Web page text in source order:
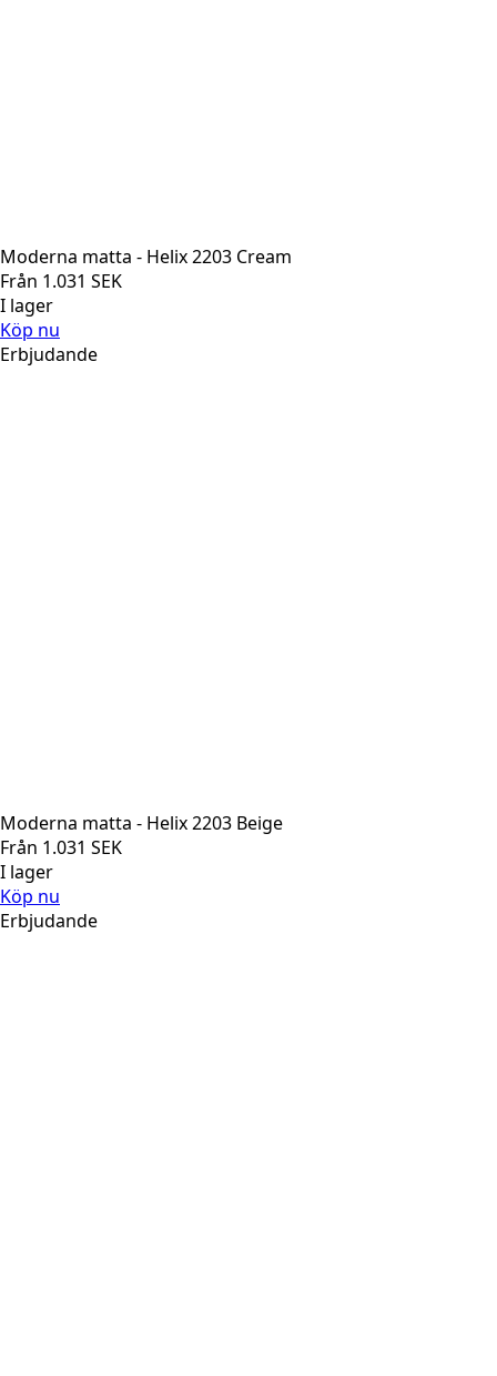
Moderna matta - Helix 2203 Cream
Från 1.031 SEK
I lager
Köp nu
Erbjudande
Moderna matta - Helix 2203 Beige
Från 1.031 SEK
I lager
Köp nu
Erbjudande